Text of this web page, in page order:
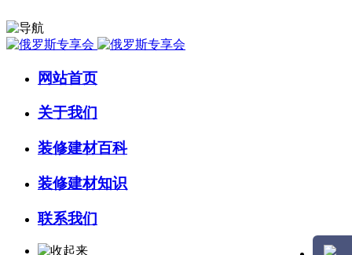
网站首页
关于我们
装修建材百科
装修建材知识
联系我们